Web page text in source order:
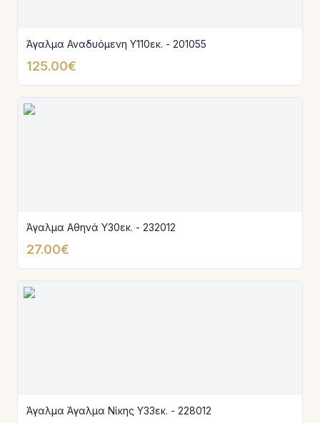
Άγαλμα Αναδυόμενη Υ110εκ. - 201055
125.00€
Άγαλμα Αθηνά Υ30εκ. - 232012
27.00€
Άγαλμα Άγαλμα Νίκης Υ33εκ. - 228012